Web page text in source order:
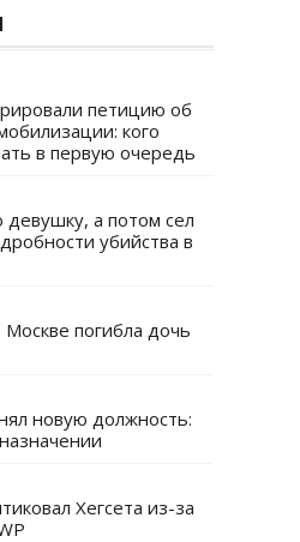
петицию об
кого
в первую очередь
а потом сел
убийства в
погибла дочь
новую должность:
Хегсета из-за